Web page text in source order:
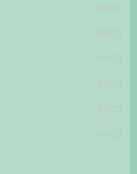
04/21
04/21
04/21
04/21
04/21
04/21